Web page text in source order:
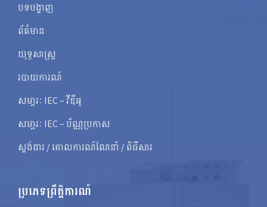
បទបង្ហាញ
ព័ត៌មាន
យុទ្ធសាស្ត្រ
របាយការណ៍
សមា្ភរៈ IEC – វីឌីអូ
សមា្ភរៈ IEC – ប័ណ្ណប្រកាស
ស្តង់ដារ / គោលការណ៍ណែនាំ / ពិធីសារ
ប្រភេទព្រឹត្តិការណ៍